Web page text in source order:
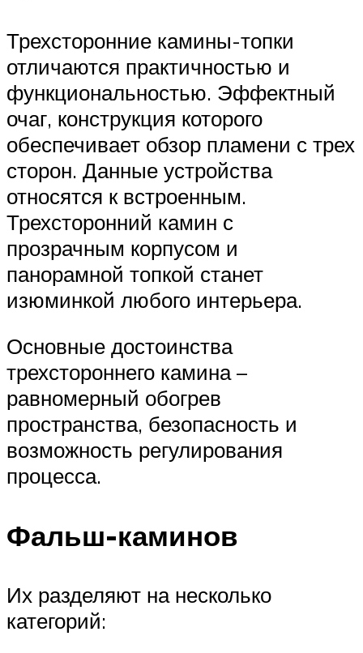
Трехсторонние камины-топки
отличаются практичностью и
функциональностью. Эффектный
очаг, конструкция которого
обеспечивает обзор пламени с трех
сторон. Данные устройства
относятся к встроенным.
Трехсторонний камин с
прозрачным корпусом и
панорамной топкой станет
изюминкой любого интерьера.
Основные достоинства
трехстороннего камина –
равномерный обогрев
пространства, безопасность и
возможность регулирования
процесса.
Фальш-каминов
Их разделяют на несколько
категорий: